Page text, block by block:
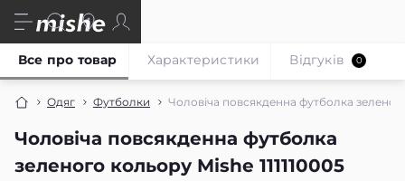
Одяг Футболки Чоловіча повсякденна футболка
Чоловіча повсякденна футболка
зеленого кольору Mishe 111110005
Все про товар Характеристики Відгуків 0